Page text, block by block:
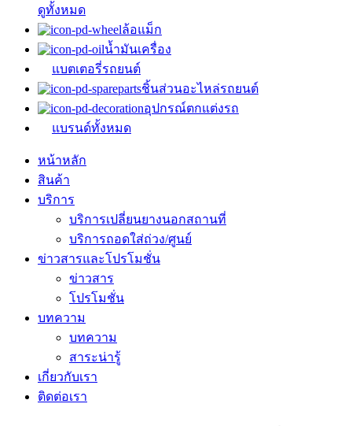
ดูทั้งหมด
ล้อแม็ก
น้ำมันเครื่อง
แบตเตอรี่รถยนต์
ชิ้นส่วนอะไหล่รถยนต์
อุปกรณ์ตกแต่งรถ
แบรนด์ทั้งหมด
หน้าหลัก
สินค้า
บริการ
บริการเปลี่ยนยางนอกสถานที่
บริการถอดใส่ถ่วง/ศูนย์
ข่าวสารและโปรโมชั่น
ข่าวสาร
โปรโมชั่น
บทความ
บทความ
สาระน่ารู้
เกี่ยวกับเรา
ติดต่อเรา